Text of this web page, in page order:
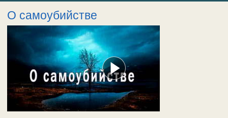
О самоубийстве